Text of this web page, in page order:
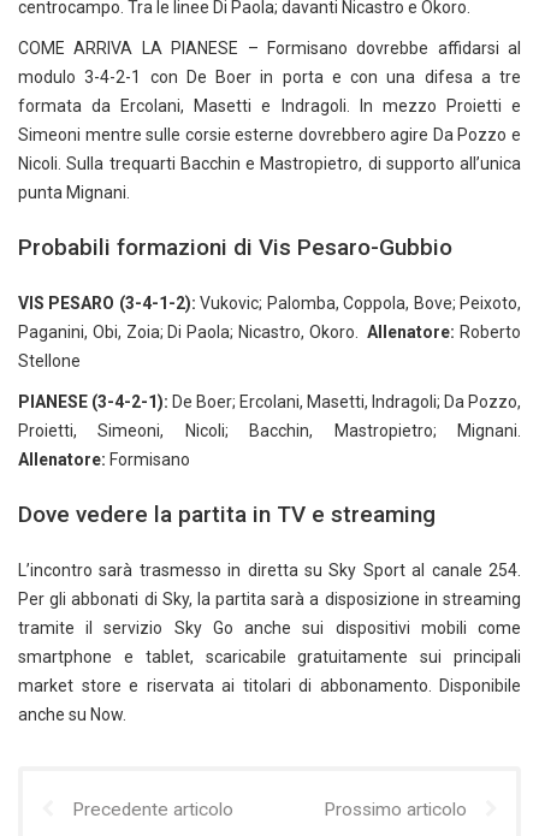
centrocampo. Tra le linee Di Paola; davanti Nicastro e Okoro.
COME ARRIVA LA PIANESE – Formisano dovrebbe affidarsi al
modulo 3-4-2-1 con De Boer in porta e con una difesa a tre
formata da Ercolani, Masetti e Indragoli. In mezzo Proietti e
Simeoni mentre sulle corsie esterne dovrebbero agire Da Pozzo e
Nicoli. Sulla trequarti Bacchin e Mastropietro, di supporto all’unica
punta Mignani.
Probabili formazioni di Vis Pesaro-Gubbio
VIS PESARO (3-4-1-2): Vukovic; Palomba, Coppola, Bove; Peixoto,
Paganini, Obi, Zoia; Di Paola; Nicastro, Okoro.Allenatore: Roberto
Stellone
PIANESE (3-4-2-1): De Boer; Ercolani, Masetti, Indragoli; Da Pozzo,
Proietti, Simeoni, Nicoli; Bacchin, Mastropietro; Mignani.
Allenatore: Formisano
Dove vedere la partita in TV e streaming
L’incontro sarà trasmesso in diretta su Sky Sport al canale 254.
Per gli abbonati di Sky, la partita sarà a disposizione in streaming
tramite il servizio Sky Go anche sui dispositivi mobili come
smartphone e tablet, scaricabile gratuitamente sui principali
market store e riservata ai titolari di abbonamento. Disponibile
anche su Now.
Precedente articolo Prossimo articolo